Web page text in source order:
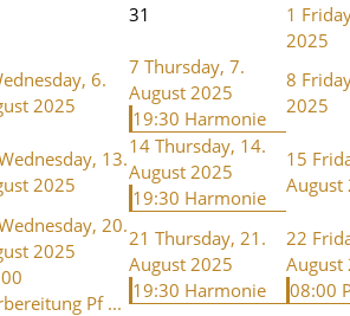
31 1
2025
6.
2025
7 Thursday, 7.
August 2025
19:30 Harmonie
8
2025
13.
2025
14 Thursday, 14.
August 2025
19:30 Harmonie
15
August
20.
2025
Pf ...
21 Thursday, 21.
August 2025
19:30 Harmonie
22
August
08:00